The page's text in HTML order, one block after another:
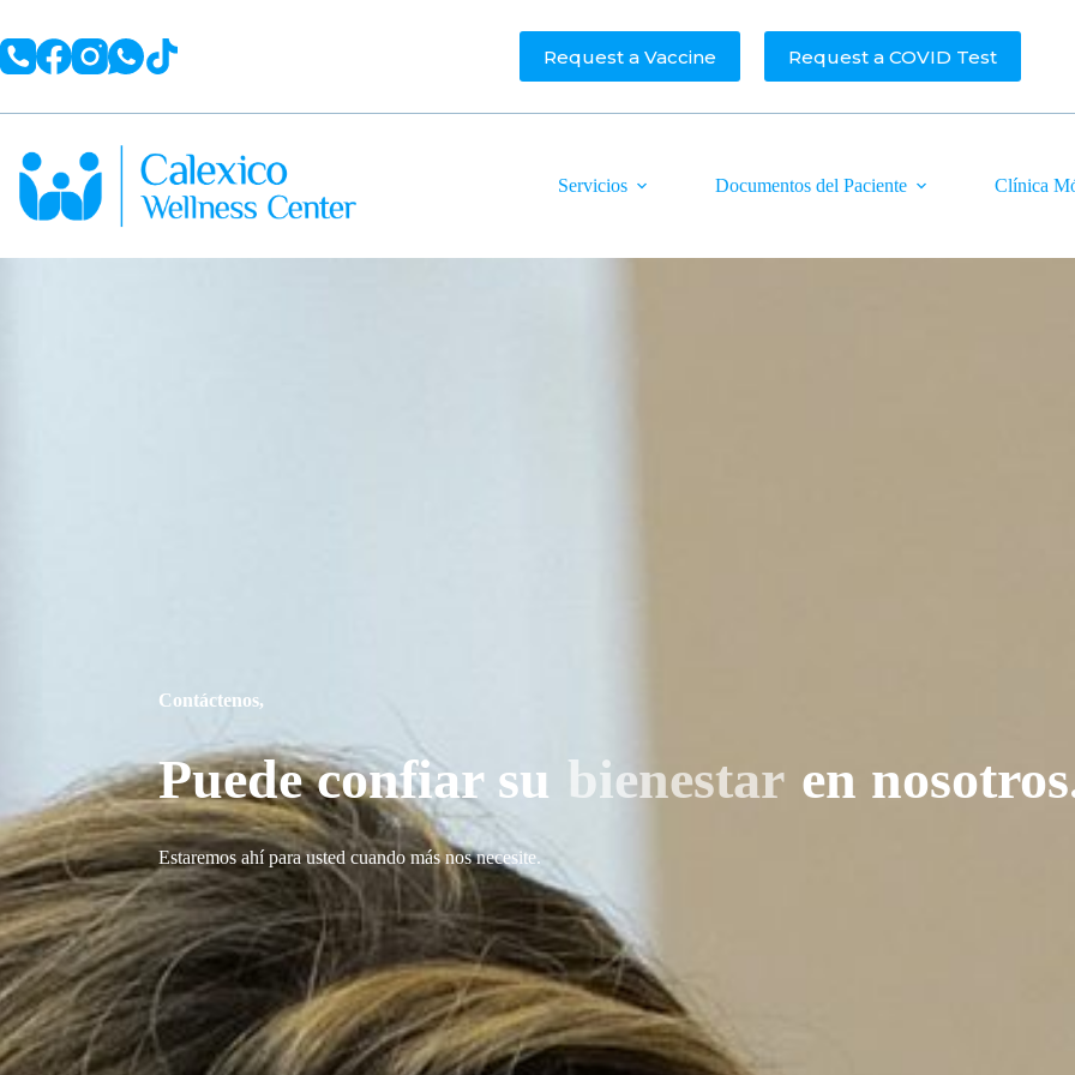
Request a Vaccine Request a COVID Test
Servicios Documentos del Paciente Clínica
Contáctenos,
Puede confiar su bienestar en
Estaremos ahí para usted cuando más nos necesite.